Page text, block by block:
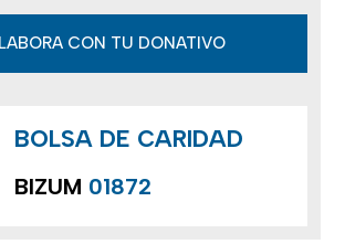
CON TU DONATIVO
BOLSA DE CARIDAD
BIZUM 01872